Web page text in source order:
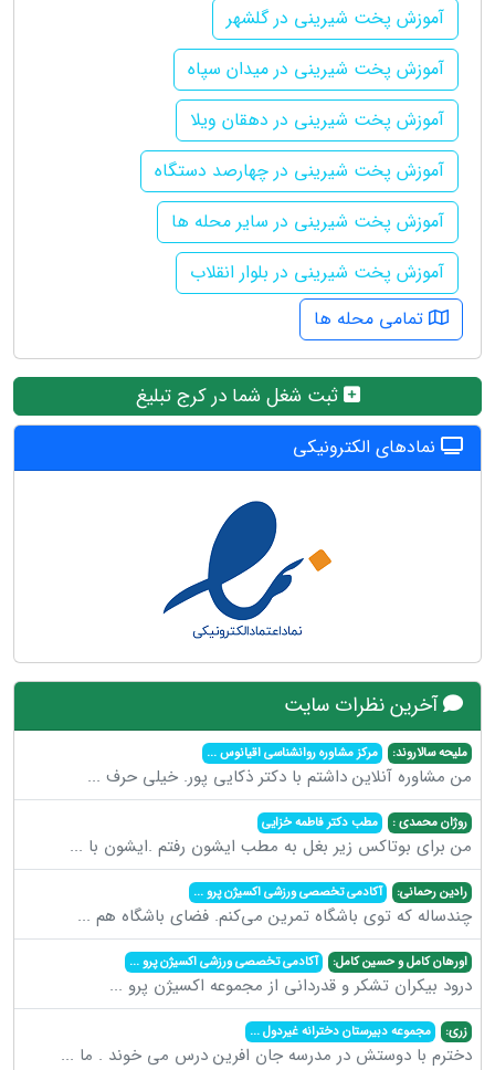
آموزش پخت شیرینی در گلشهر
آموزش پخت شیرینی در میدان سپاه
آموزش پخت شیرینی در دهقان ویلا
آموزش پخت شیرینی در چهارصد دستگاه
آموزش پخت شیرینی در سایر محله ها
آموزش پخت شیرینی در بلوار انقلاب
تمامی محله ها
ثبت شغل شما در کرج تبلیغ
نمادهای الکترونیکی
آخرین نظرات سایت
ملیحه سالاروند: مرکز مشاوره روانشناسی اقیانوس...
من مشاوره آنلاین داشتم با دکتر ذکایی پور. خیلی حرف ...
روژان محمدی : مطب دکتر فاطمه خزایی
من برای بوتاکس زیر بغل به مطب ایشون رفتم .ایشون با ...
رادین رحمانی: آکادمی تخصصی ورزشی اکسیژن پرو...
چندساله که توی باشگاه تمرین می‌کنم. فضای باشگاه هم ...
اورهان کامل و حسین کامل: آکادمی تخصصی ورزشی اکسیژن پرو...
درود بیکران تشکر و قدردانی از مجموعه اکسیژن پرو ...
زری: مجموعه دبیرستان دخترانه غیردول...
دخترم با دوستش در مدرسه جان افرین درس می خوند . ما ...